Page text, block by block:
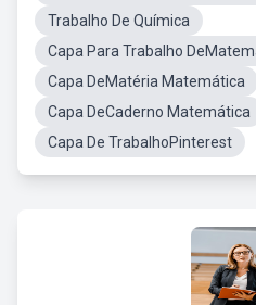
Trabalho De Química
Capa Para Trabalho
Capa DeMatéria Matemática
Capa DeCaderno Matemática
Capa De TrabalhoPinterest